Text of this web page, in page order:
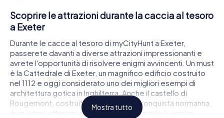
Scoprire le attrazioni durante la caccia al tesoro
a Exeter
Durante le cacce al tesoro di myCityHunt a Exeter,
passerete davanti a diverse attrazioni impressionanti e
avrete l'opportunità di risolvere enigmi avvincenti. Un must
è la Cattedrale di Exeter, un magnifico edificio costruito
nel 1112 e oggi considerato uno dei migliori esempi di
architettura gotica in Inghilterra. Anche il castello di
Rougemont, costruito poco dopo la conquista normanna,
è un luogo affascinante da scoprire durante la vostra
Mostra tutto